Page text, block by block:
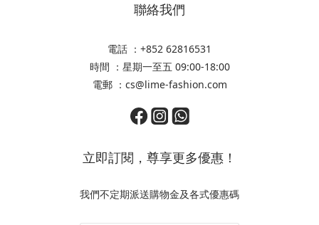
聯絡我們
電話 ：+852 62816531
時間 ：星期一至五 09:00-18:00
電郵 ：cs@lime-fashion.com
立即訂閱，尊享更多優惠！
我們不定期派送購物金及各式優惠碼